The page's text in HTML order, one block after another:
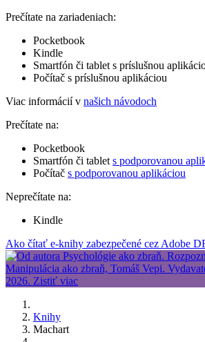
Prečítate na zariadeniach:
Pocketbook
Kindle
Smartfón či tablet s príslušnou
Počítač s príslušnou aplikáciou
Viac informácií v našich návodoch
Prečítate na:
Pocketbook
Smartfón či tablet s podporovanou
Počítač s podporovanou aplikáciou
Neprečítate na:
Kindle
Ako čítať e-knihy zabezpečené cez Adobe
Knihy
Machart